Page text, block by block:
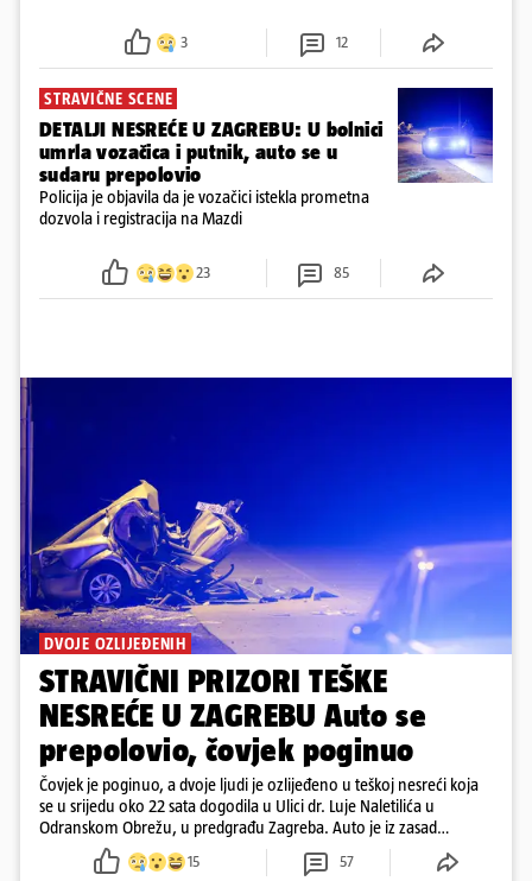
3 12
STRAVIČNE SCENE
DETALJI NESREĆE U ZAGREBU: U bolnici
umrla vozačica i putnik, auto se u
sudaru prepolovio
Policija je objavila da je vozačici istekla prometna
dozvola i registracija na Mazdi
23 85
DVOJE OZLIJEĐENIH
STRAVIČNI PRIZORI TEŠKE
NESREĆE U ZAGREBU Auto se
prepolovio, čovjek poginuo
Čovjek je poginuo, a dvoje ljudi je ozlijeđeno u teškoj nesreći koja
se u srijedu oko 22 sata dogodila u Ulici dr. Luje Naletilića u
Odranskom Obrežu, u predgrađu Zagreba. Auto je iz zasad
neutvrđenih razloga sletio s kolnika, a od siline udara vozilo se
prepolovilo.
15 57